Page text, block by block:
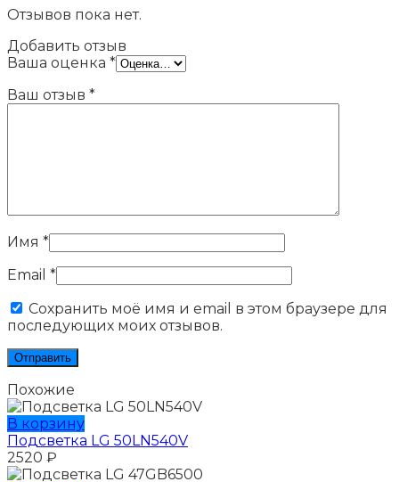
Отзывов пока нет.
Добавить отзыв
Ваша оценка *
Ваш отзыв *
Имя *
Email *
Сохранить моё имя и email в этом браузере для
последующих моих отзывов.
Похожие
В корзину
Подсветка LG 50LN540V
2520 ₽